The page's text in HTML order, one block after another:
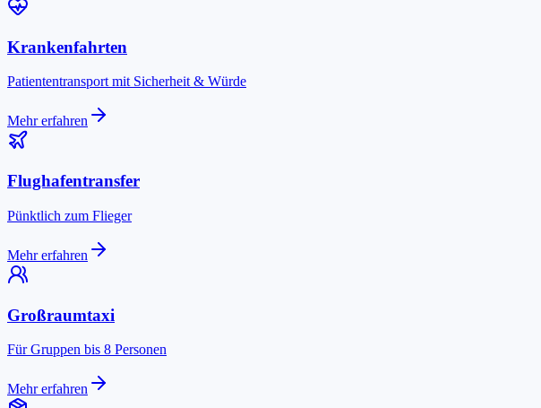
Krankenfahrten
Patiententransport mit Sicherheit & Würde
Mehr erfahren
Flughafentransfer
Pünktlich zum Flieger
Mehr erfahren
Großraumtaxi
Für Gruppen bis 8 Personen
Mehr erfahren